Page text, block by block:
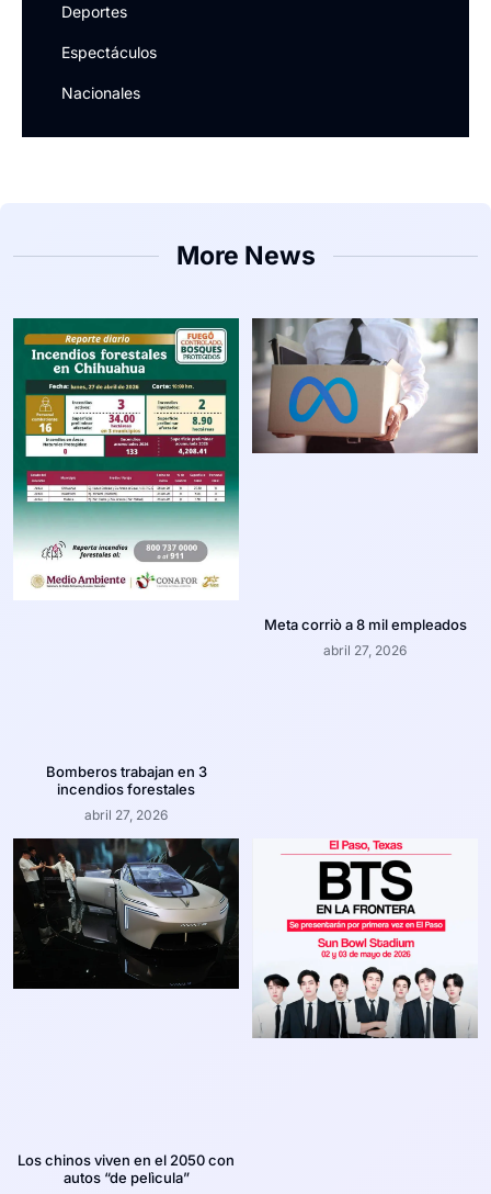
Deportes
Espectáculos
Nacionales
More News
Bomberos trabajan en 3
incendios forestales
abril 27, 2026
Meta corriò a 8 mil empleados
abril 27, 2026
Los chinos viven en el 2050 con
autos “de pelìcula”